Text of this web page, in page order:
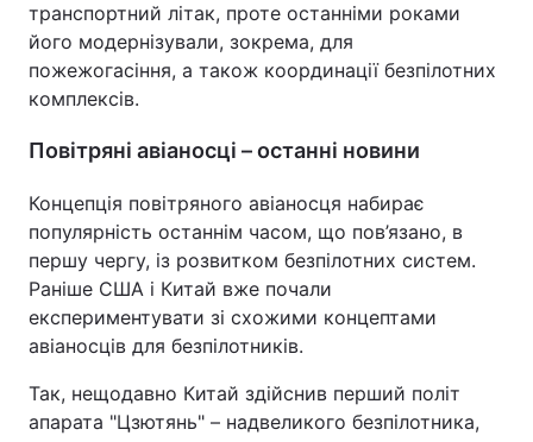
транспортний літак, проте останніми роками
його модернізували, зокрема, для
пожежогасіння, а також координації безпілотних
комплексів.
Повітряні авіаносці – останні новини
Концепція повітряного авіаносця набирає
популярність останнім часом, що пов’язано, в
першу чергу, із розвитком безпілотних систем.
Раніше США і Китай вже почали
експериментувати зі схожими концептами
авіаносців для безпілотників.
Так, нещодавно Китай здійснив перший політ
апарата "Цзютянь" – надвеликого безпілотника,